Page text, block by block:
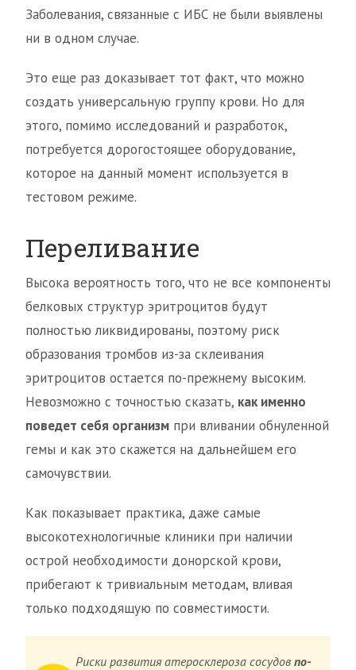
Заболевания, связанные с ИБС не были выявлены
ни в одном случае.
Это еще раз доказывает тот факт, что можно
создать универсальную группу крови. Но для
этого, помимо исследований и разработок,
потребуется дорогостоящее оборудование,
которое на данный момент используется в
тестовом режиме.
Переливание
Высока вероятность того, что не все компоненты
белковых структур эритроцитов будут
полностью ликвидированы, поэтому риск
образования тромбов из-за склеивания
эритроцитов остается по-прежнему высоким.
Невозможно с точностью сказать, как именно
поведет себя организм при вливании обнуленной
гемы и как это скажется на дальнейшем его
самочувствии.
Как показывает практика, даже самые
высокотехнологичные клиники при наличии
острой необходимости донорской крови,
прибегают к тривиальным методам, вливая
только подходящую по совместимости.
Риски развития атеросклероза сосудов по-